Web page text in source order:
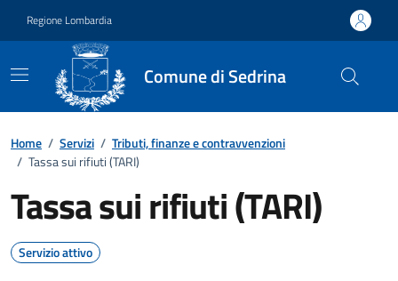
Regione Lombardia
Comune di Sedrina
Home / Servizi / Tributi, finanze e contravvenzioni
/ Tassa sui rifiuti (TARI)
Tassa sui rifiuti (TARI)
Servizio attivo